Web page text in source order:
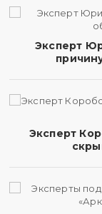
Эксперт
Эксперт